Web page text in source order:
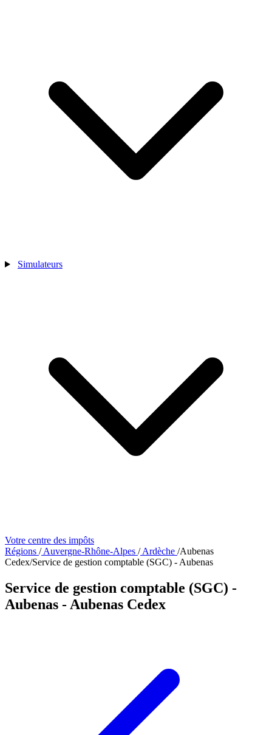
Simulateurs
Votre centre des impôts
Régions /Auvergne-Rhône-Alpes /Ardèche /Aubenas
Cedex/Service de gestion comptable (SGC) - Aubenas
Service de gestion comptable (SGC) -
Aubenas - Aubenas Cedex